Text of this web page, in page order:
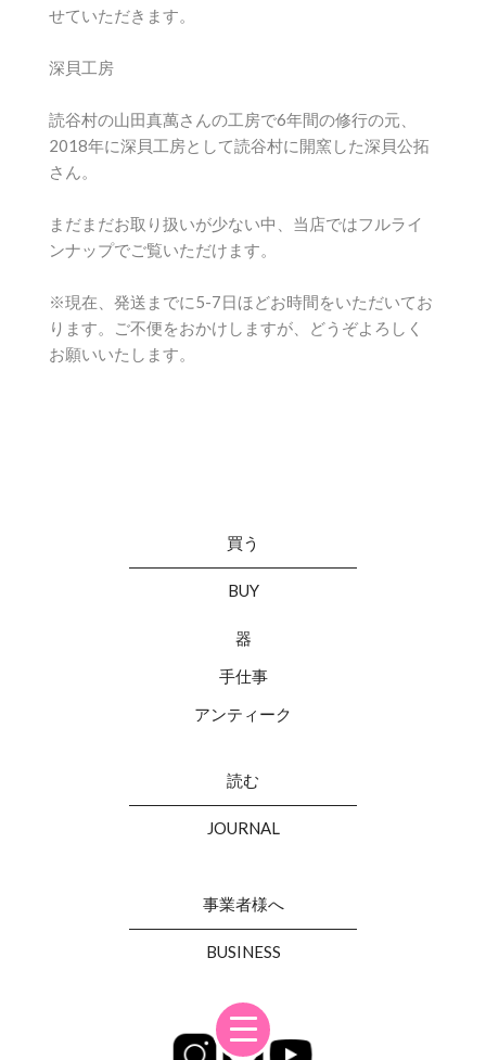
せていただきます。
深貝工房
読谷村の山田真萬さんの工房で6年間の修行の元、
2018年に深貝工房として読谷村に開窯した深貝公拓
さん。
まだまだお取り扱いが少ない中、当店ではフルライ
ンナップでご覧いただけます。
※現在、発送までに5-7日ほどお時間をいただいてお
ります。ご不便をおかけしますが、どうぞよろしく
お願いいたします。
買う
BUY
器
手仕事
アンティーク
読む
JOURNAL
事業者様へ
BUSINESS